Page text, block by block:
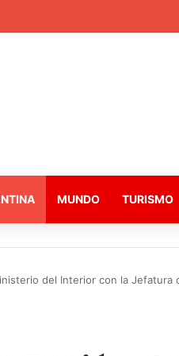
MUNDO TURISMO
del Interior con la Jefatura